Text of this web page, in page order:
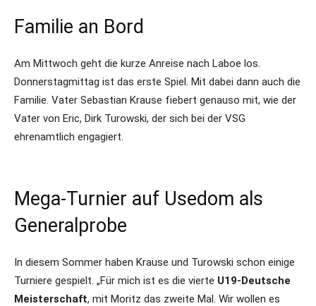
Familie an Bord
Am Mittwoch geht die kurze Anreise nach Laboe los.
Donnerstagmittag ist das erste Spiel. Mit dabei dann auch die
Familie. Vater Sebastian Krause fiebert genauso mit, wie der
Vater von Eric, Dirk Turowski, der sich bei der VSG
ehrenamtlich engagiert.
Mega-Turnier auf Usedom als
Generalprobe
In diesem Sommer haben Krause und Turowski schon einige
Turniere gespielt. „Für mich ist es die vierte U19-Deutsche
Meisterschaft, mit Moritz das zweite Mal. Wir wollen es